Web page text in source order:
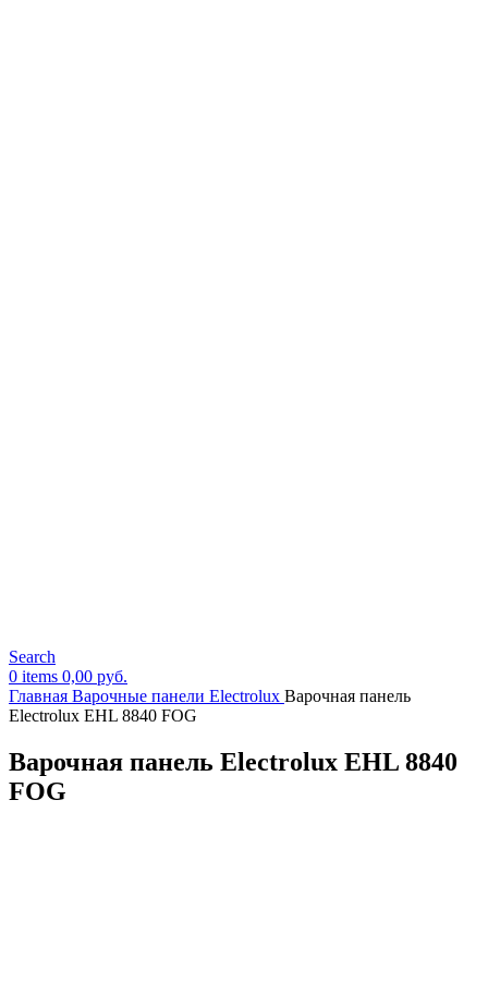
Search
0 items 0,00 руб.
Главная Варочные панели Electrolux Варочная панель
Electrolux EHL 8840 FOG
Варочная панель Electrolux EHL 8840
FOG